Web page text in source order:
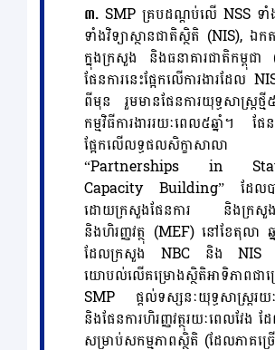
៣. SMP គ្របដណ្តប់លើ NSS ទ
ទាំងវិទ្យាស្ថានជាតិស្ថិតិ (NIS), ឯក
ក្នុងក្រសួង និងធនាគារជាតិកម្ពុជា
ផែនការនេះផ្អែកលើការងារដែល
ពីមុន រួមមានផែនការយុទ្ធសាស្ត្រថ្
កម្មវិធីការងាររយៈពេល៥ឆ្នាំ។ ផែ
ផ្អែកលើលទ្ធផលសិក្ខាសាលា
“Partnerships in
Capacity Building” ដែលប
ដោយក្រសួងផែនការ និងក្រសួងស
និងហិរញ្ញវត្ថុ (MEF) នៅខែតុលា
ដែលក្រសួង NBC និង NIS
យោបល់លើគម្រោងស្ថិតិអាទិភាពជាច្
SMP ផ្ដល់ទស្សនៈយុទ្ធសាស្ត្ររយ
និងផែនការហិរញ្ញវត្ថុរយៈពេលវែង
សម្រាប់សកម្មភាពស្ថិតិ (ដែលភាគច្រើ